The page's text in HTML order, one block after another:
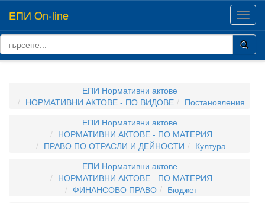
ЕПИ On-line
ЕПИ Нормативни актове
НОРМАТИВНИ АКТОВЕ - ПО ВИДОВЕ
Постановления
ЕПИ Нормативни актове
НОРМАТИВНИ АКТОВЕ - ПО МАТЕРИЯ
ПРАВО ПО ОТРАСЛИ И ДЕЙНОСТИ
Култура
ЕПИ Нормативни актове
НОРМАТИВНИ АКТОВЕ - ПО МАТЕРИЯ
ФИНАНСОВО ПРАВО
Бюджет